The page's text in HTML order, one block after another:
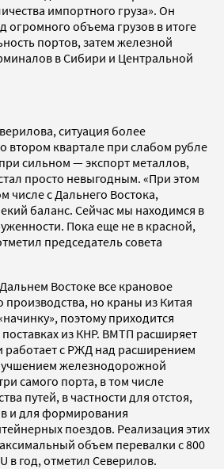
импортного груза». Он
огромного объема грузов в итоге
портов, затем железной
в Сибири и Центральной
ситуация более
втором квартале при слабом рубле
сильном — экспорт металлов,
просто невыгодным. «При этом
числе с Дальнего Востока,
баланс. Сейчас мы находимся в
Пока еще не в красной,
председатель совета
Востоке все крановое
производства, но краны из Китая
поэтому приходится
поставках из КНР. ВМТП расширяет
работает с РЖД над расширением
железнодорожной
самого порта, в том числе
путей, в частности для отстоя,
и для формирования
поездов. Реализация этих
объем перевалки с 800
в год, отметил Северилов.